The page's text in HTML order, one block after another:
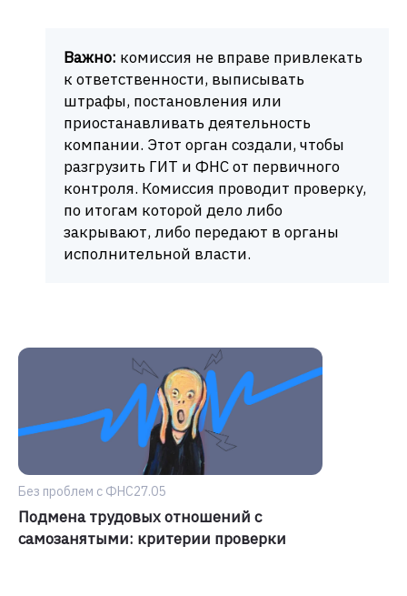
Важно: комиссия не вправе привлекать
к ответственности, выписывать
штрафы, постановления или
приостанавливать деятельность
компании. Этот орган создали, чтобы
разгрузить ГИТ и ФНС от первичного
контроля. Комиссия проводит проверку,
по итогам которой дело либо
закрывают, либо передают в органы
исполнительной власти.
Без проблем с ФНС27.05
Подмена трудовых отношений с
самозанятыми: критерии проверки